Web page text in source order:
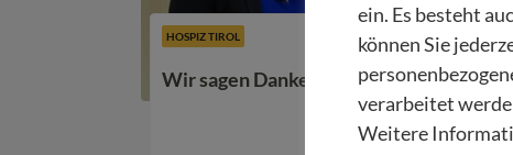
HOSPIZ TIROL
Wir sagen Danke – SoKo Kids
ein. Es besteht
können Sie
verarbeitet
Weitere